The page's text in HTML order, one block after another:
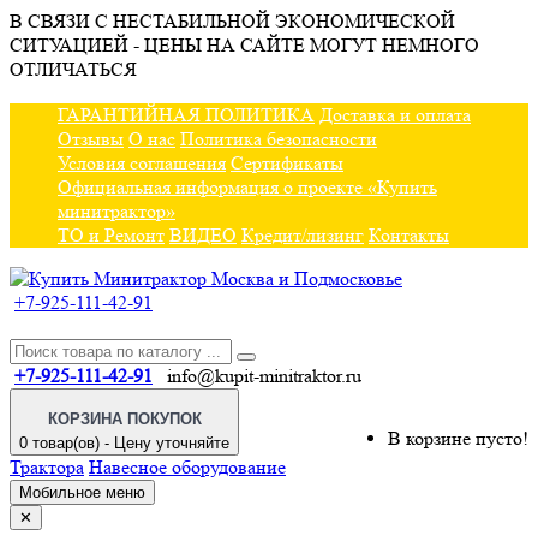
В СВЯЗИ С НЕСТАБИЛЬНОЙ ЭКОНОМИЧЕСКОЙ
СИТУАЦИЕЙ - ЦЕНЫ НА САЙТЕ МОГУТ НЕМНОГО
ОТЛИЧАТЬСЯ
ГАРАНТИЙНАЯ ПОЛИТИКА Доставка и оплата
Отзывы О нас Политика безопасности
Условия соглашения Сертификаты
Официальная информация о проекте «Купить
минитрактор»
ТО и Ремонт ВИДЕО Кредит/лизинг Контакты
+7-925-111-42-91
+7-925-111-42-91 info@kupit-minitraktor.ru
КОРЗИНА ПОКУПОК
0 товар(ов) - Цену уточняйте
В корзине пусто!
Трактора Навесное оборудование
Мобильное меню
✕